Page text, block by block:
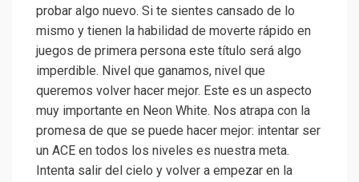
probar algo nuevo. Si te sientes cansado de lo
mismo y tienen la habilidad de moverte rápido en
juegos de primera persona este título será algo
imperdible. Nivel que ganamos, nivel que
queremos volver hacer mejor. Este es un aspecto
muy importante en Neon White. Nos atrapa con la
promesa de que se puede hacer mejor: intentar ser
un ACE en todos los niveles es nuestra meta.
Intenta salir del cielo y volver a empezar en la